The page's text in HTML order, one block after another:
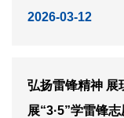
表前往宝钢股份宝
2026-03-12
弘扬雷锋精神
展“3·5”学雷锋